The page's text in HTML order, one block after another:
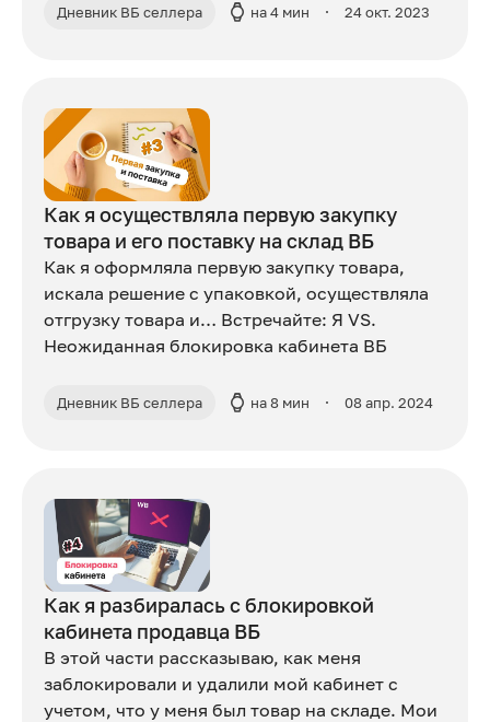
Дневник ВБ селлера на 4 мин 24 окт. 2023
Как я осуществляла первую закупку
товара и его поставку на склад ВБ
Как я оформляла первую закупку товара,
искала решение с упаковкой, осуществляла
отгрузку товара и… Встречайте: Я VS.
Неожиданная блокировка кабинета ВБ
Дневник ВБ селлера на 8 мин 08 апр. 2024
Как я разбиралась с блокировкой
кабинета продавца ВБ
В этой части рассказываю, как меня
заблокировали и удалили мой кабинет с
учетом, что у меня был товар на складе. Мои